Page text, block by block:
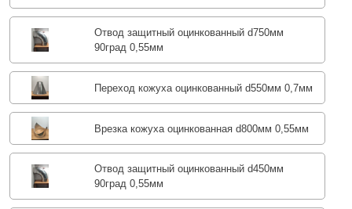
Отвод защитный оцинкованный d750мм
90град 0,55мм
Переход кожуха оцинкованный d550мм 0,7мм
Врезка кожуха оцинкованная d800мм 0,55мм
Отвод защитный оцинкованный d450мм
90град 0,55мм